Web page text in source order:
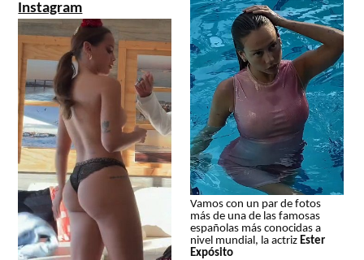
Instagram
Vamos con un par de fotos
más de una de las famosas
españolas más conocidas a
nivel mundial, la actriz Ester
Expósito